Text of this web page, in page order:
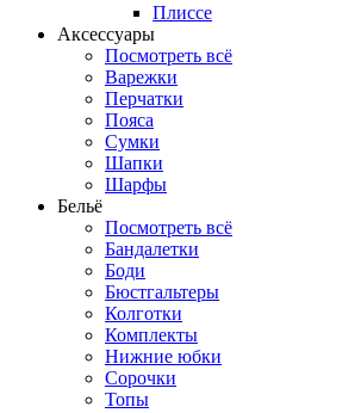
Плиссе
Аксессуары
Посмотреть всё
Варежки
Перчатки
Пояса
Сумки
Шапки
Шарфы
Бельё
Посмотреть всё
Бандалетки
Боди
Бюстгальтеры
Колготки
Комплекты
Нижние юбки
Сорочки
Топы